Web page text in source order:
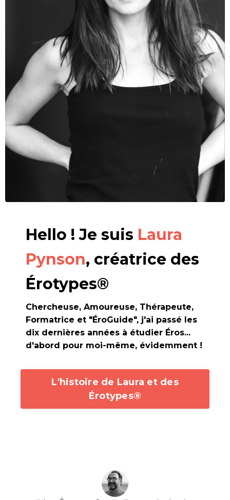
Hello ! Je suis Laura
Pynson, créatrice des
Érotypes®
Chercheuse, Amoureuse, Thérapeute,
Formatrice et "ÉroGuide", j'ai passé les
dix dernières années à étudier Éros...
d'abord pour moi-même, évidemment !
L'histoire de Laura et des
Érotypes®